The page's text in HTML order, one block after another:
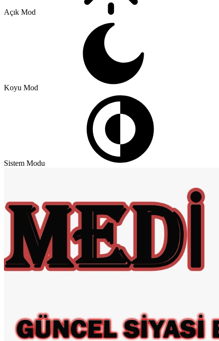
Açık Mod
Koyu Mod
Sistem Modu